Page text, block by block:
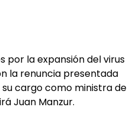
por la expansión del virus
la renuncia presentada
cargo como ministra de
Juan Manzur.